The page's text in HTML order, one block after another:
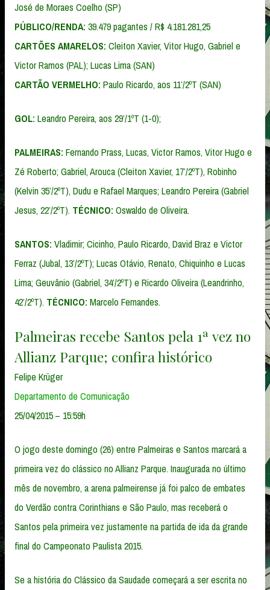
José de Moraes Coelho (SP)
PÚBLICO/RENDA: 39.479 pagantes / R$ 4.181.281,25
CARTÕES AMARELOS: Cleiton Xavier, Vitor Hugo, Gabriel e
Victor Ramos (PAL); Lucas Lima (SAN)
CARTÃO VERMELHO: Paulo Ricardo, aos 11’/2ºT (SAN)
GOL: Leandro Pereira, aos 29’/1ºT (1-0);
PALMEIRAS: Fernando Prass, Lucas, Victor Ramos, Vitor Hugo e
Zé Roberto; Gabriel, Arouca (Cleiton Xavier, 17’/2ºT), Robinho
(Kelvin 35’/2ºT), Dudu e Rafael Marques; Leandro Pereira (Gabriel
Jesus, 22’/2ºT). TÉCNICO: Oswaldo de Oliveira.
SANTOS: Vladimir; Cicinho, Paulo Ricardo, David Braz e Victor
Ferraz (Jubal, 13’/2ºT); Lucas Otávio, Renato, Chiquinho e Lucas
Lima; Geuvânio (Gabriel, 34’/2ºT) e Ricardo Oliveira (Leandrinho,
42’/2ºT). TÉCNICO: Marcelo Fernandes.
Palmeiras recebe Santos pela 1ª vez no
Allianz Parque; confira histórico
Felipe Krüger
Departamento de Comunicação
25/04/2015 – 15:59h
O jogo deste domingo (26) entre Palmeiras e Santos marcará a
primeira vez do clássico no Allianz Parque. Inaugurada no último
mês de novembro, a arena palmeirense já foi palco de embates
do Verdão contra Corinthians e São Paulo, mas receberá o
Santos pela primeira vez justamente na partida de ida da grande
final do Campeonato Paulista 2015.
Se a história do Clássico da Saudade começará a ser escrita no